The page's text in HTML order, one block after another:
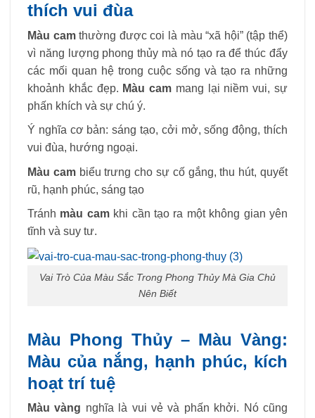
thích vui đùa
Màu camthường được coi là màu “xã hội” (tập thể)
vì năng lượng phong thủy mà nó tạo ra để thúc đẩy
các mối quan hệ trong cuộc sống và tạo ra những
khoảnh khắc đẹp. Màu cam mang lại niềm vui, sự
phấn khích và sự chú ý.
Ý nghĩa cơ bản: sáng tạo, cởi mở, sống động, thích
vui đùa, hướng ngoại.
Màu cambiểu trưng cho sự cố gắng, thu hút, quyết
rũ, hạnh phúc, sáng tạo
Tránh màu camkhi cần tạo ra một không gian yên
tĩnh và suy tư.
Vai Trò Của Màu Sắc Trong Phong Thủy Mà Gia Chủ
Nên Biết
Màu Phong Thủy – Màu Vàng:
Màu của nắng, hạnh phúc, kích
hoạt trí tuệ
Màu vàng nghĩa là vui vẻ và phấn khởi. Nó cũng